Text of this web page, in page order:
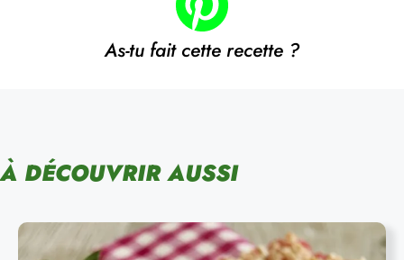
As-tu fait cette recette ?
À DÉCOUVRIR AUSSI